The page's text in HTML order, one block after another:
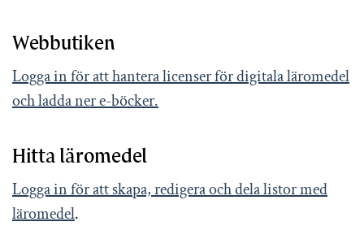
Webbutiken
Logga in för att hantera licenser för digitala läromedel
och ladda ner e-böcker.
Hitta läromedel
Logga in för att skapa, redigera och dela listor med
läromedel.